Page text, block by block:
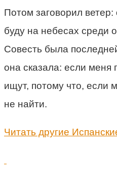
Потом заговорил
буду на небесах среди
Совесть была
она сказала: если меня
ищут, потому что, если
не найти.
Читать другие